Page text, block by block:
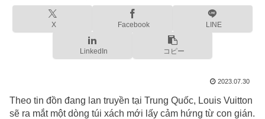
X Facebook LINE
LinkedIn コピー
2023.07.30
Theo tin đồn đang lan truyền tại Trung Quốc, Louis Vuitton
sẽ ra mắt một dòng túi xách mới lấy cảm hứng từ con gián.